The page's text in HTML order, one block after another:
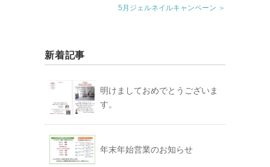
5月ジェルネイルキャンペーン ＞
新着記事
明けましておめでとうございま
す。
年末年始営業のお知らせ